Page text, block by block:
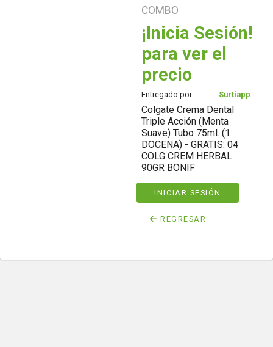
COMBO
¡Inicia Sesión!
para ver el
precio
Entregado por: Surtiapp
Colgate Crema Dental
Triple Acción (Menta
Suave) Tubo 75ml. (1
DOCENA) - GRATIS: 04
COLG CREM HERBAL
90GR BONIF
INICIAR SESIÓN
REGRESAR